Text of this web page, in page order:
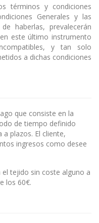
términos y condiciones
Generales y las
haberlas, prevalecerán
este último instrumento
y tan solo
a dichas condiciones
que consiste en la
de tiempo definido
plazos. El cliente,
ingresos como desee
tejido sin coste alguno a
los 60€.